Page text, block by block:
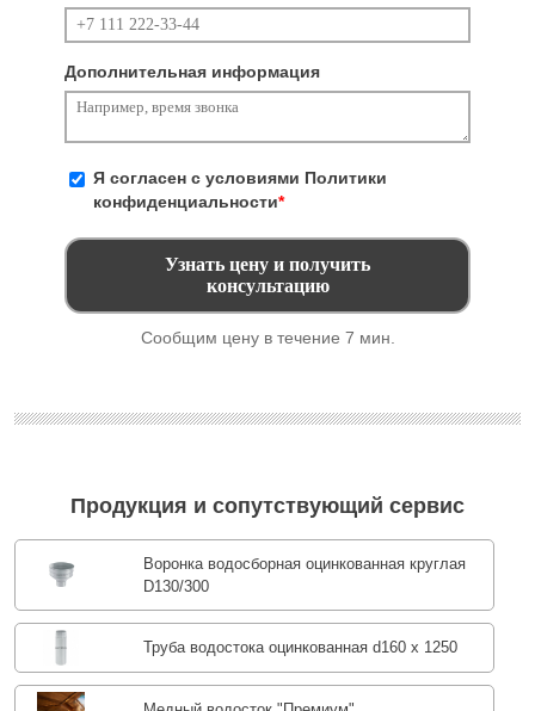
Дополнительная информация
Я согласен с условиями Политики
конфиденциальности*
Сообщим цену в течение 7 мин.
Продукция и сопутствующий сервис
Воронка водосборная оцинкованная круглая
D130/300
Труба водостока оцинкованная d160 х 1250